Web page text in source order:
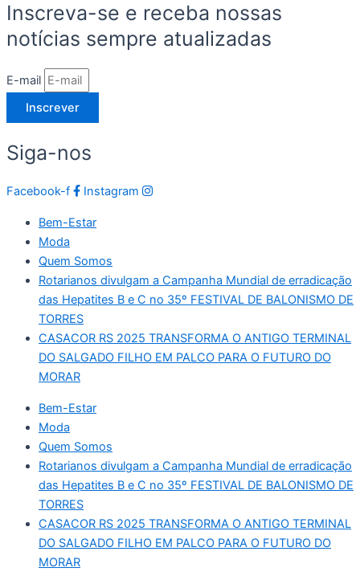
Inscreva-se e receba nossas
notícias sempre atualizadas
E-mail
Inscrever
Siga-nos
Facebook-f Instagram
Bem-Estar
Moda
Quem Somos
Rotarianos divulgam a Campanha Mundial de erradicação
das Hepatites B e C no 35º FESTIVAL DE BALONISMO DE
TORRES
CASACOR RS 2025 TRANSFORMA O ANTIGO TERMINAL
DO SALGADO FILHO EM PALCO PARA O FUTURO DO
MORAR
Bem-Estar
Moda
Quem Somos
Rotarianos divulgam a Campanha Mundial de erradicação
das Hepatites B e C no 35º FESTIVAL DE BALONISMO DE
TORRES
CASACOR RS 2025 TRANSFORMA O ANTIGO TERMINAL
DO SALGADO FILHO EM PALCO PARA O FUTURO DO
MORAR